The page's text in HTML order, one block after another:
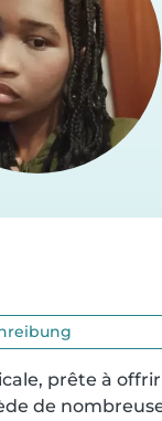
prête à
de